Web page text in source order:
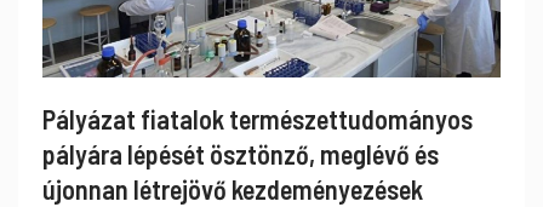
Pályázat fiatalok természettudományos
pályára lépését ösztönző, meglévő és
újonnan létrejövő kezdeményezések